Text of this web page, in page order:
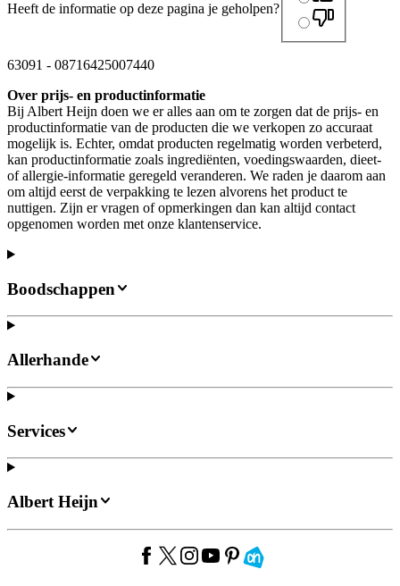
Heeft de informatie op deze pagina je geholpen?
63091 - 08716425007440
Over prijs- en productinformatie
Bij Albert Heijn doen we er alles aan om te zorgen dat de prijs- en
productinformatie van de producten die we verkopen zo accuraat
mogelijk is. Echter, omdat producten regelmatig worden verbeterd,
kan productinformatie zoals ingrediënten, voedingswaarden, dieet-
of allergie-informatie geregeld veranderen. We raden je daarom aan
om altijd eerst de verpakking te lezen alvorens het product te
nuttigen. Zijn er vragen of opmerkingen dan kan altijd contact
opgenomen worden met onze klantenservice.
Boodschappen
Allerhande
Services
Albert Heijn